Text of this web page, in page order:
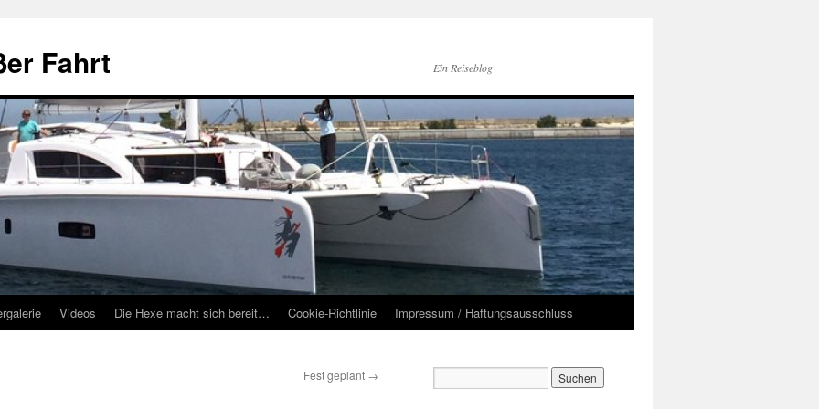
Fahrt Ein Reiseblog
Videos Die Hexe macht sich bereit… Cookie-Richtlinie Impressum / Haftungsausschluss
Fest geplant →